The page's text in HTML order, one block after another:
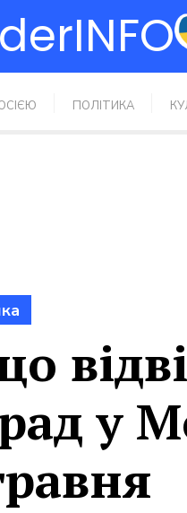
ПОЛІТИКА
у